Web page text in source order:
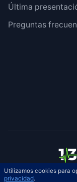
Última
Preguntas
© 2026 13Radar.
Utilizamos cookies para
privacidad.